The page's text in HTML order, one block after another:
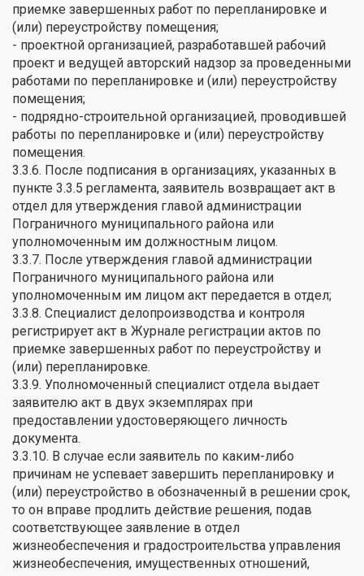
приемке завершенных работ по перепланировке и
(или) переустройству помещения;
- проектной организацией, разработавшей рабочий
проект и ведущей авторский надзор за проведенными
работами по перепланировке и (или) переустройству
помещения;
- подрядно-строительной организацией, проводившей
работы по перепланировке и (или) переустройству
помещения.
3.3.6. После подписания в организациях, указанных в
пункте 3.3.5 регламента, заявитель возвращает акт в
отдел для утверждения главой администрации
Пограничного муниципального района или
уполномоченным им должностным лицом.
3.3.7. После утверждения главой администрации
Пограничного муниципального района или
уполномоченным им лицом акт передается в отдел;
3.3.8. Специалист делопроизводства и контроля
регистрирует акт в Журнале регистрации актов по
приемке завершенных работ по переустройству и
(или) перепланировке.
3.3.9. Уполномоченный специалист отдела выдает
заявителю акт в двух экземплярах при
предоставлении удостоверяющего личность
документа.
3.3.10. В случае если заявитель по каким-либо
причинам не успевает завершить перепланировку и
(или) переустройство в обозначенный в решении срок,
то он вправе продлить действие решения, подав
соответствующее заявление в отдел
жизнеобеспечения и градостроительства управления
жизнеобеспечения, имущественных отношений,